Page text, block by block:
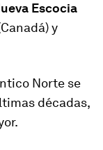
Escocia
y
Norte se
décadas,